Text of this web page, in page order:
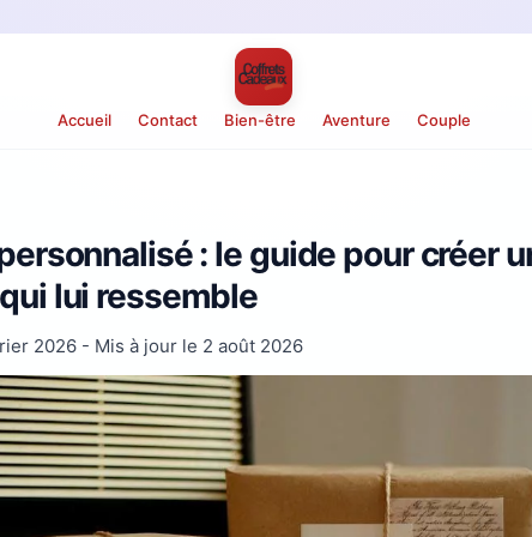
Accueil Contact Bien-être Aventure Couple
: le guide pour créer
lui ressemble
2026 - Mis à jour le 2 août 2026